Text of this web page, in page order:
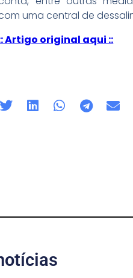
uma central de
Artigo original aqui ::